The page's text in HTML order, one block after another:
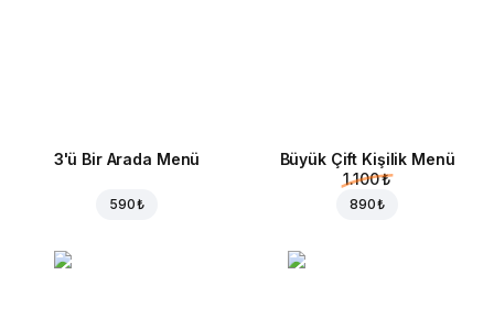
3'ü Bir Arada Menü
590 ₺
Büyük Çift Kişilik Menü
1.100 ₺
890 ₺